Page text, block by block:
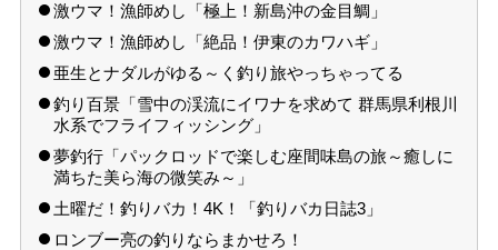
激ウマ！漁師めし「極上！新島沖の金目鯛」
激ウマ！漁師めし「絶品！伊東のカワハギ」
亜生とナダルがゆる～く釣り旅やっちゃってる
釣り百景「雪中の渓流にイワナを求めて 群馬県利根川
水系でフライフィッシング」
夢釣行「パックロッドで楽しむ座間味島の旅～癒しに
満ちた美ら海の微笑み～」
土曜だ！釣りバカ！4K！「釣りバカ日誌3」
ロンブー亮の釣りならまかせろ！